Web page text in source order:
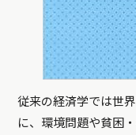
従来の経済学では世
に、環境問題や貧困